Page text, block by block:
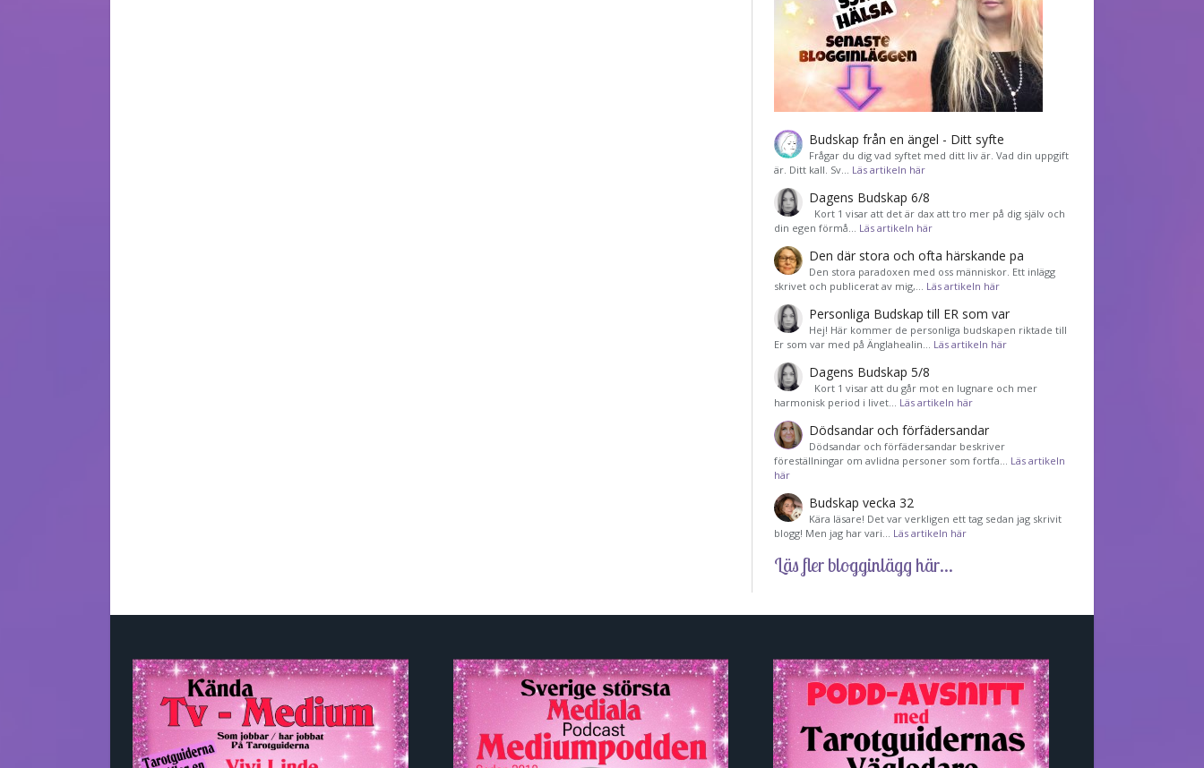
Budskap från en ängel - Ditt syfte
Frågar du dig vad syftet med ditt liv är. Vad din uppgift
är. Ditt kall. Sv… Läs artikeln här
Dagens Budskap 6/8
Kort 1 visar att det är dax att tro mer på dig själv och
din egen förmå… Läs artikeln här
Den där stora och ofta härskande pa
Den stora paradoxen med oss människor. Ett inlägg
skrivet och publicerat av mig,… Läs artikeln här
Personliga Budskap till ER som var
Hej! Här kommer de personliga budskapen riktade till
Er som var med på Änglahealin… Läs artikeln här
Dagens Budskap 5/8
Kort 1 visar att du går mot en lugnare och mer
harmonisk period i livet… Läs artikeln här
Dödsandar och förfädersandar
Dödsandar och förfädersandar beskriver
föreställningar om avlidna personer som fortfa… Läs artikeln
här
Budskap vecka 32
Kära läsare! Det var verkligen ett tag sedan jag skrivit
blogg! Men jag har vari… Läs artikeln här
Läs fler blogginlägg här...